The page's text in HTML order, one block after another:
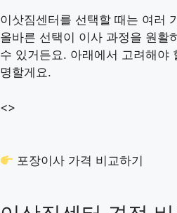
이삿짐센터를 선택할 때는 여러
올바른 선택이 이사 과정을 원활
수 있거든요. 아래에서 고려해야
명할게요.
<>
포장이사 가격 비교하기